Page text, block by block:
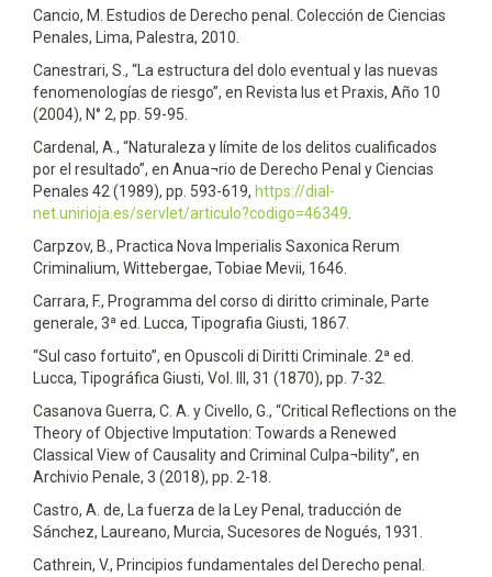
Cancio, M. Estudios de Derecho penal. Colección de Ciencias
Penales, Lima, Palestra, 2010.
Canestrari, S., “La estructura del dolo eventual y las nuevas
fenomenologías de riesgo”, en Revista Ius et Praxis, Año 10
(2004), N° 2, pp. 59-95.
Cardenal, A., “Naturaleza y límite de los delitos cualificados
por el resultado”, en Anua¬rio de Derecho Penal y Ciencias
Penales 42 (1989), pp. 593-619, https://dial-
net.unirioja.es/servlet/articulo?codigo=46349
Carpzov, B., Practica Nova Imperialis Saxonica Rerum
Criminalium, Wittebergae, Tobiae Mevii, 1646.
Carrara, F., Programma del corso di diritto criminale, Parte
generale, 3ª ed. Lucca, Tipografia Giusti, 1867.
“Sul caso fortuito”, en Opuscoli di Diritti Criminale. 2ª ed.
Lucca, Tipográfica Giusti, Vol. III, 31 (1870), pp. 7-32.
Casanova Guerra, C. A. y Civello, G., “Critical Reflections on the
Theory of Objective Imputation: Towards a Renewed
Classical View of Causality and Criminal Culpa¬bility”, en
Archivio Penale, 3 (2018), pp. 2-18.
Castro, A. de, La fuerza de la Ley Penal, traducción de
Sánchez, Laureano, Murcia, Sucesores de Nogués, 1931.
Cathrein, V., Principios fundamentales del Derecho penal.